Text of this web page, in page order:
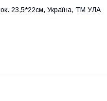
23,5*22см, Україна, ТМ УЛА